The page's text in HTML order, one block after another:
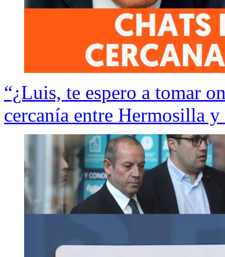
“¿Luis, te espero a tomar
cercanía entre Hermosilla